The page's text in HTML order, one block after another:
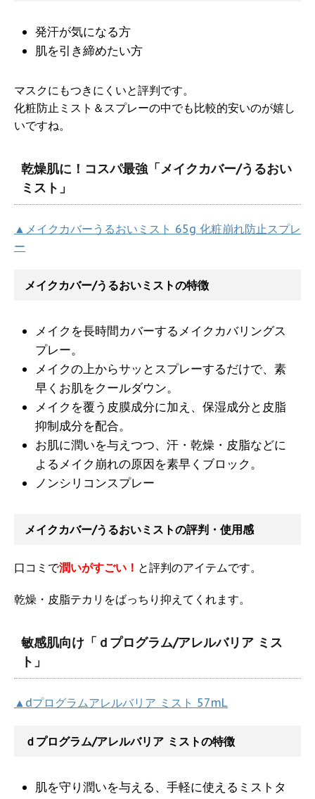
発汗が気になる方
肌を引き締めたい方
マスクにもつきにくいと評判です。
化粧防止ミスト＆スプレーの中でも比較的安いのが嬉し
いですね。
乾燥肌に！コスパ最強「メイクカバー/うるおい
ミスト」
▲メイクカバーうるおいミスト 65g 化粧崩れ防止スプレ
ー
メイクカバー/うるおいミストの特徴
メイクを長時間カバーするメイクカバリングス
プレー。
メイクの上からサッとスプレーするだけで、素
早くお肌をクールダウン。
メイクを覆う皮膜成分に加え、保湿成分と皮脂
抑制成分を配合。
お肌に潤いを与えつつ、汗・乾燥・皮脂などに
よるメイク崩れの原因を素早くブロック。
ノンシリコンスプレー
メイクカバー/うるおいミストの評判・使用感
口コミで潤いがすごい！ と評判のアイテムです。
乾燥・皮脂テカリをばっちり抑えてくれます。
敏感肌向け「ｄプログラム/アレルバリア ミス
ト」
▲dプログラムアレルバリア ミスト 57mL
ｄプログラム/アレルバリア ミストの特徴
肌を守り潤いを与える、手軽に使えるミストタ